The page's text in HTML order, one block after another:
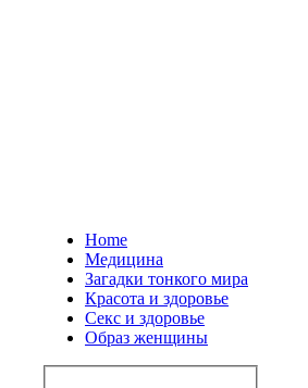
Home
Медицина
Загадки тонкого мира
Красота и здоровье
Секс и здоровье
Образ женщины